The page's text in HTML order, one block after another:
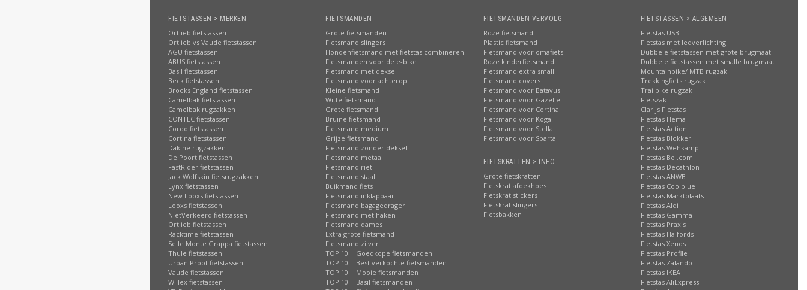
FIETSTASSEN > MERKEN
Ortlieb fietstassen
Ortlieb vs Vaude fietstassen
AGU fietstassen
ABUS fietstassen
Basil fietstassen
Beck fietstassen
Brooks England fietstassen
Camelbak fietstassen
Camelbak rugzakken
CONTEC fietstassen
Cordo fietstassen
Cortina fietstassen
Dakine rugzakken
De Poort fietstassen
FastRider fietstassen
Jack Wolfskin fietsrugzakken
Lynx fietstassen
New Looxs fietstassen
Looxs fietstassen
NietVerkeerd fietstassen
Ortlieb fietstassen
Racktime fietstassen
Selle Monte Grappa fietstassen
Thule fietstassen
Urban Proof fietstassen
Vaude fietstassen
Willex fietstassen
FIETSMANDEN
Grote fietsmanden
Fietsmand slingers
Hondenfietsmand met fietstas combineren
Fietsmanden voor de e-bike
Fietsmand met deksel
Fietsmand voor achterop
Kleine fietsmand
Witte fietsmand
Grote fietsmand
Bruine fietsmand
Fietsmand medium
Grijze fietsmand
Fietsmand zonder deksel
Fietsmand metaal
Fietsmand riet
Fietsmand staal
Buikmand fiets
Fietsmand inklapbaar
Fietsmand bagagedrager
Fietsmand met haken
Fietsmand dames
Extra grote fietsmand
Fietsmand zilver
TOP 10 | Goedkope fietsmanden
TOP 10 | Best verkochte fietsmanden
TOP 10 | Mooie fietsmanden
TOP 10 | Basil fietsmanden
FIETSMANDEN VERVOLG
Roze fietsmand
Plastic fietsmand
Fietsmand voor omafiets
Roze kinderfietsmand
Fietsmand extra small
Fietsmand covers
Fietsmand voor Batavus
Fietsmand voor Gazelle
Fietsmand voor Cortina
Fietsmand voor Koga
Fietsmand voor Stella
Fietsmand voor Sparta
FIETSKRATTEN > INFO
Grote fietskratten
Fietskrat afdekhoes
Fietskrat stickers
Fietskrat slingers
Fietsbakken
FIETSTASSEN > ALGEMEEN
Fietstas USB
Fietstas met ledverlichting
Dubbele fietstassen met grote brugmaat
Dubbele fietstassen met smalle brugmaat
Mountainbike/ MTB rugzak
Trekkingfiets rugzak
Trailbike rugzak
Fietszak
Clarijs Fietstas
Fietstas Hema
Fietstas Action
Fietstas Blokker
Fietstas Wehkamp
Fietstas Bol.com
Fietstas Decathlon
Fietstas ANWB
Fietstas Coolblue
Fietstas Marktplaats
Fietstas Aldi
Fietstas Gamma
Fietstas Praxis
Fietstas Halfords
Fietstas Xenos
Fietstas Profile
Fietstas Zalando
Fietstas IKEA
Fietstas AliExpress